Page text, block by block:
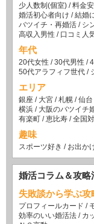
少人数制(個室) /料金
婚活初心者向け /結婚
バツイチ・再婚活 / シ
高収入男性 / 口コミ人
年代
20代女性 /30代男性 /
50代アラフィフ世代 /
エリア
銀座 / 大宮 /札幌 /仙台
横浜 / 大阪のバツイチ
有楽町 /恵比寿 /全国
趣味
スポーツ好き / お出か
婚活コラム＆攻略
失敗談から学ぶ攻
プロフィールカード /
効率のいい婚活法 / カ